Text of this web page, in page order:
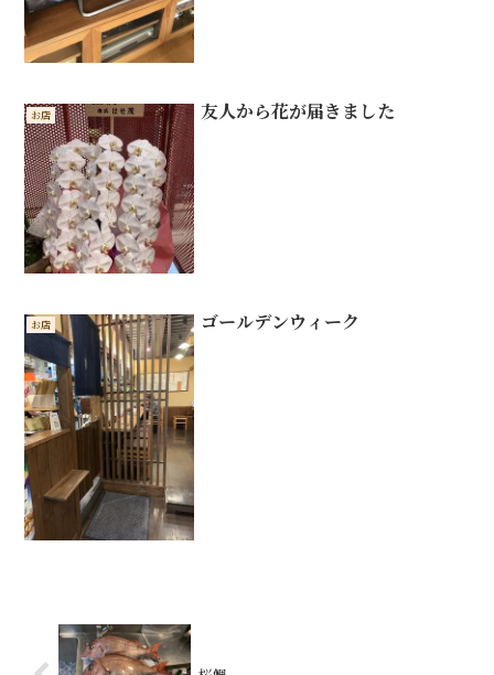
お店 友人から花が届きました
お店 ゴールデンウィーク